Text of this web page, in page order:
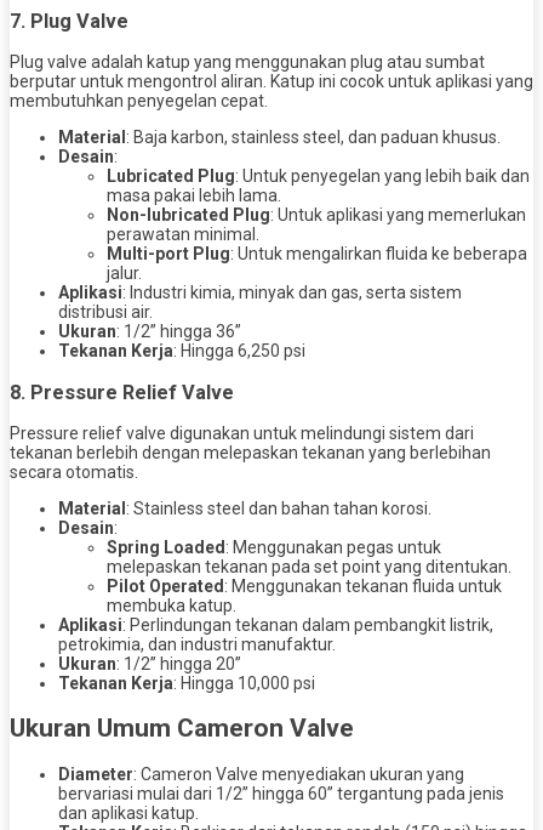
7. Plug Valve
Plug valve adalah katup yang menggunakan plug atau sumbat
berputar untuk mengontrol aliran. Katup ini cocok untuk aplikasi yang
membutuhkan penyegelan cepat.
Material : Baja karbon, stainless steel, dan paduan khusus.
Desain:
Lubricated Plug: Untuk penyegelan yang lebih baik dan
masa pakai lebih lama.
Non-lubricated Plug: Untuk aplikasi yang memerlukan
perawatan minimal.
Multi-port Plug: Untuk mengalirkan fluida ke beberapa
jalur.
Aplikasi: Industri kimia, minyak dan gas, serta sistem
distribusi air.
Ukuran: 1/2” hingga 36”
Tekanan Kerja: Hingga 6,250 psi
8. Pressure Relief Valve
Pressure relief valve digunakan untuk melindungi sistem dari
tekanan berlebih dengan melepaskan tekanan yang berlebihan
secara otomatis.
Material : Stainless steel dan bahan tahan korosi.
Desain:
Spring Loaded : Menggunakan pegas untuk
melepaskan tekanan pada set point yang ditentukan.
Pilot Operated : Menggunakan tekanan fluida untuk
membuka katup.
Aplikasi: Perlindungan tekanan dalam pembangkit listrik,
petrokimia, dan industri manufaktur.
Ukuran: 1/2” hingga 20”
Tekanan Kerja: Hingga 10,000 psi
Ukuran Umum Cameron Valve
Diameter: Cameron Valve menyediakan ukuran yang
bervariasi mulai dari 1/2” hingga 60” tergantung pada jenis
dan aplikasi katup.